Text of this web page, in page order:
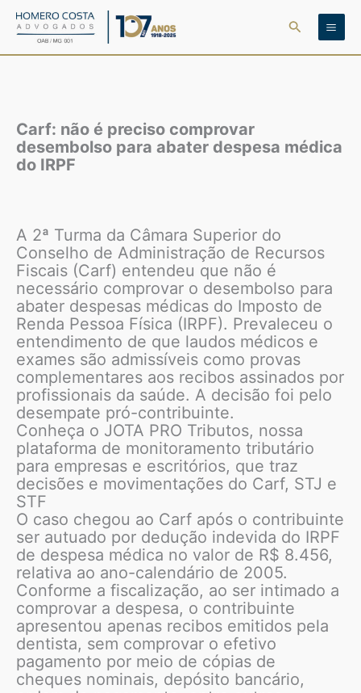
para
Pesquisar
Carf: não é preciso comprovar
desembolso para abater despesa médica
do IRPF
A 2ª Turma da Câmara Superior do
Conselho de Administração de Recursos
Fiscais (Carf) entendeu que não é
necessário comprovar o desembolso para
abater despesas médicas do Imposto de
Renda Pessoa Física (IRPF). Prevaleceu o
entendimento de que laudos médicos e
exames são admissíveis como provas
complementares aos recibos assinados por
profissionais da saúde. A decisão foi pelo
desempate pró-contribuinte.
Conheça o JOTA PRO Tributos, nossa
plataforma de monitoramento tributário
para empresas e escritórios, que traz
decisões e movimentações do Carf, STJ e
STF
O caso chegou ao Carf após o contribuinte
ser autuado por dedução indevida do IRPF
de despesa médica no valor de R$ 8.456,
relativa ao ano-calendário de 2005.
Conforme a fiscalização, ao ser intimado a
comprovar a despesa, o contribuinte
apresentou apenas recibos emitidos pela
dentista, sem comprovar o efetivo
pagamento por meio de cópias de
cheques nominais, depósito bancário,